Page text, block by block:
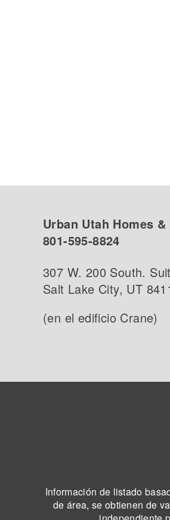
Urban Utah Homes
801-595-8824
307 W. 200 South.
Salt Lake City, UT
(en el edificio Crane)
Información de listado
de área, se obtienen de